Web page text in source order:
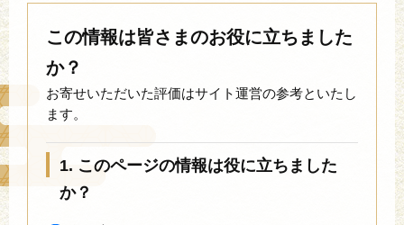
この情報は皆さまのお役に立ちました
か？
お寄せいただいた評価はサイト運営の参考といたし
ます。
1. このページの情報は役に立ちました
か？